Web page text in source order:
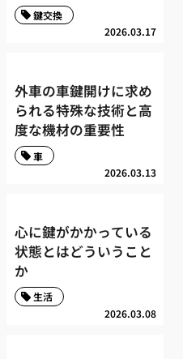
2026.03.17
鍵交換
外車の車鍵開けに求め
られる特殊な技術と高
度な機材の重要性
2026.03.13
車
心に鍵がかかっている
状態とはどういうこと
か
2026.03.08
生活